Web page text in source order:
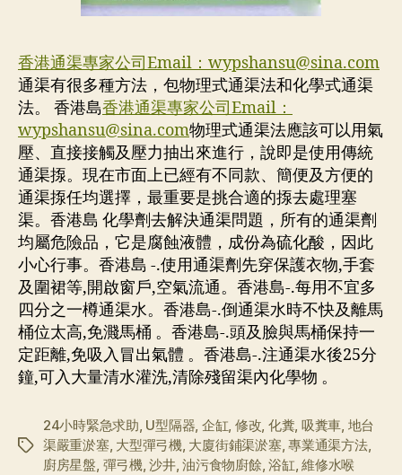
香港通渠專家公司Email： wypshansu@sina.com
通渠有很多種方法，包物理式通渠法和化學式通渠
法。 香港島香港通渠專家公司Email：
wypshansu@sina.com物理式通渠法應該可以用氣
壓、直接接觸及壓力抽出來進行，說即是使用傳統
通渠揼。現在市面上已經有不同款、簡便及方便的
通渠揼任均選擇，最重要是挑合適的揼去處理塞
渠。香港島 化學劑去解決通渠問題，所有的通渠劑
均屬危險品，它是腐蝕液體，成份為硫化酸，因此
小心行事。香港島 -.使用通渠劑先穿保護衣物,手套
及圍裙等,開啟窗戶,空氣流通。香港島-.每用不宜多
四分之一樽通渠水。香港島-.倒通渠水時不快及離馬
桶位太高,免濺馬桶 。香港島-.頭及臉與馬桶保持一
定距離,免吸入冒出氣體 。香港島-.注通渠水後25分
鐘,可入大量清水灌洗,清除殘留渠內化學物 。
标
24小時緊急求助, U型隔器, 企缸, 修改, 化糞, 吸糞車, 地台
渠嚴重淤塞, 大型彈弓機, 大廈街鋪渠淤塞,專業通渠方法,
廚房星盤, 彈弓機,沙井,油污食物廚餘,浴缸,維修水喉